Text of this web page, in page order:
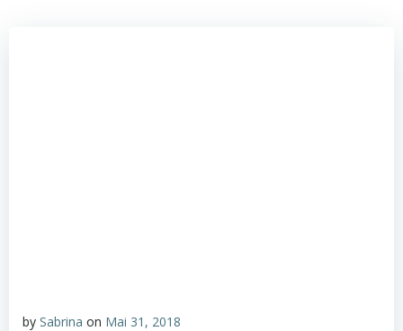
by Sabrina on Mai 31, 2018